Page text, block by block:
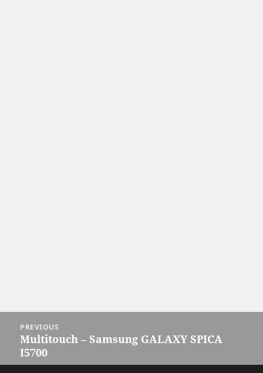
navigation
PREVIOUS
Previous
post:
Multitouch – Samsung GALAXY SPICA
I5700